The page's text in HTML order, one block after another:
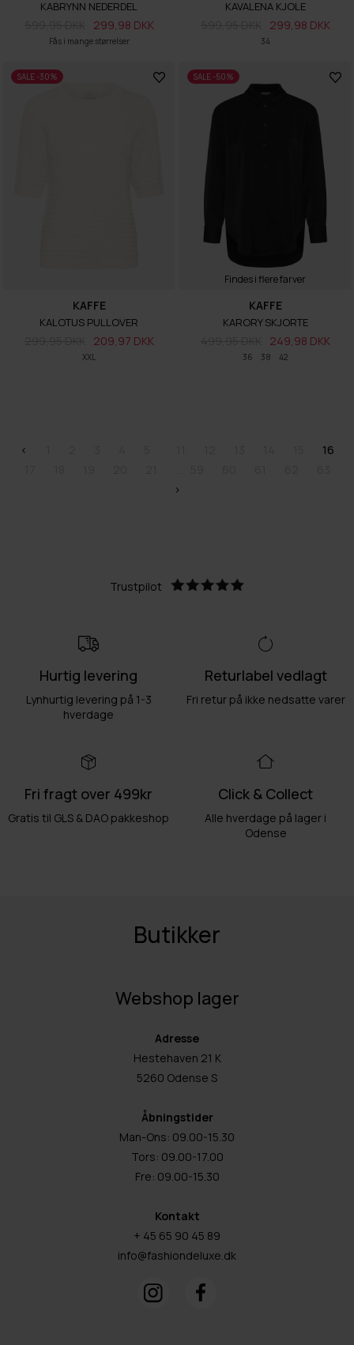
Fås i mange størrelser
KABRYNN NEDERDEL
299,98 DKK
34
KAVALENA KJOLE
299,98 DKK
SALE -30%
XXL
KAFFE
KALOTUS PULLOVER
209,97 DKK
SALE -50%
Findes i flere farver
36 38 42
KAFFE
KARORY SKJORTE
249,98 DKK
<
16
>
Trustpilot
Hurtig levering
Lynhurtig levering på 1-3
hverdage
Returlabel vedlagt
Fri retur på ikke nedsatte varer
Fri fragt over 499kr
Gratis til GLS & DAO pakkeshop
Click & Collect
Alle hverdage på lager i
Odense
Butikker
Webshop lager
Adresse
Hestehaven 21 K
5260 Odense S
Åbningstider
Man-Ons: 09.00-15.30
Tors: 09.00-17.00
Fre: 09.00-15.30
Kontakt
+ 45 65 90 45 89
info@fashiondeluxe.dk